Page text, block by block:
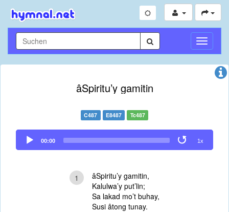
âSpiritu’y gamitin
C487 E8487 Tc487
Audio
Player
00:00 1x
1
âSpiritu’y gamitin,
Kalulwa’y put’lin;
Sa lakad mo’t buhay,
Susi âtong tunay.